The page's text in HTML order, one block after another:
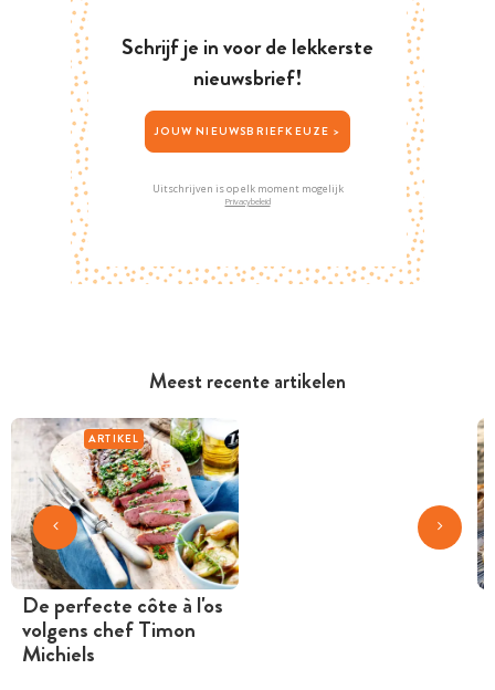
Meest recente artikelen
ARTIKEL
De perfecte côte à l'os
volgens chef Timon
Michiels
Schrijf je in voor de lekkerste
nieuwsbrief!
JOUW NIEUWSBRIEFKEUZE >
Uitschrijven is op elk moment mogelijk
Privacybeleid